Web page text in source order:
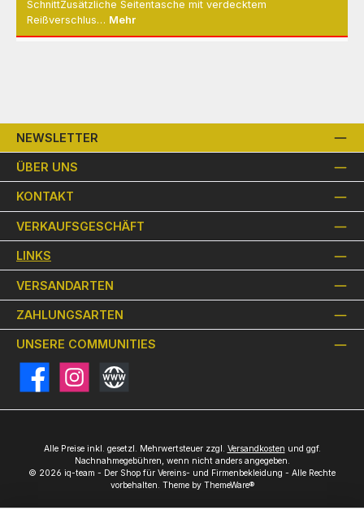
SchnittZusätzliche Seitentasche mit verdecktem
Reißverschlus… Mehr
NEWSLETTER
ÜBER UNS
KONTAKT
VERKAUFSGESCHÄFT
LINKS
VERSANDARTEN
ZAHLUNGSARTEN
UNSERE COMMUNITIES
FacebookInstagramWebsite
Alle Preise inkl. gesetzl. Mehrwertsteuer zzgl. Versandkosten und ggf.
Nachnahmegebühren, wenn nicht anders angegeben.
© 2026 iq-team - Der Shop für Vereins- und Firmenbekleidung - Alle Rechte
vorbehalten. Theme by ThemeWare®